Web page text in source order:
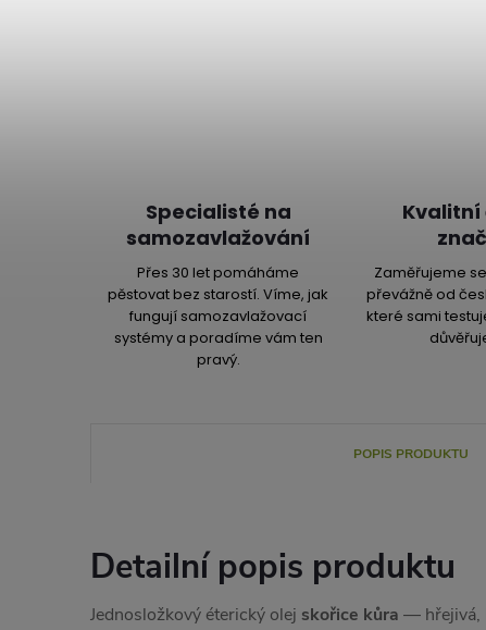
Specialisté na
samozavlažování
Přes 30 let pomáháme
pěstovat bez starostí. Víme, jak
fungují samozavlažovací
systémy a poradíme vám ten
pravý.
Kvalitní
Zaměřujeme
převážně od
které sami
POPIS PRODUKTU
Detailní popis produktu
Jednosložkový éterický olej skořice kůra — hřejivá,